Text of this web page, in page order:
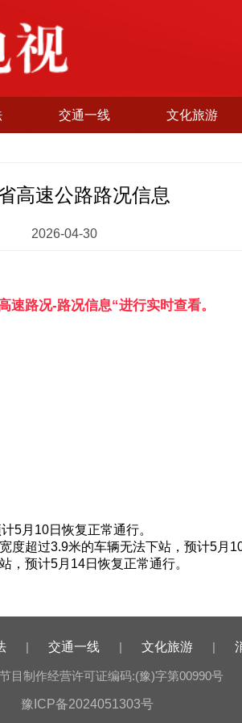
交通一线 文化旅游
高速公路路况信息
2026-04-30
路况-路况信息“进行实时查看。
5月10日恢复正常通行。
超过3.9米的车辆无法下站，预计5月
站，预计5月14日恢复正常通行。
| 交通一线 | 文化旅游 |
目制作经营许可证编码:(豫)字第00990号
豫ICP备2024051303号